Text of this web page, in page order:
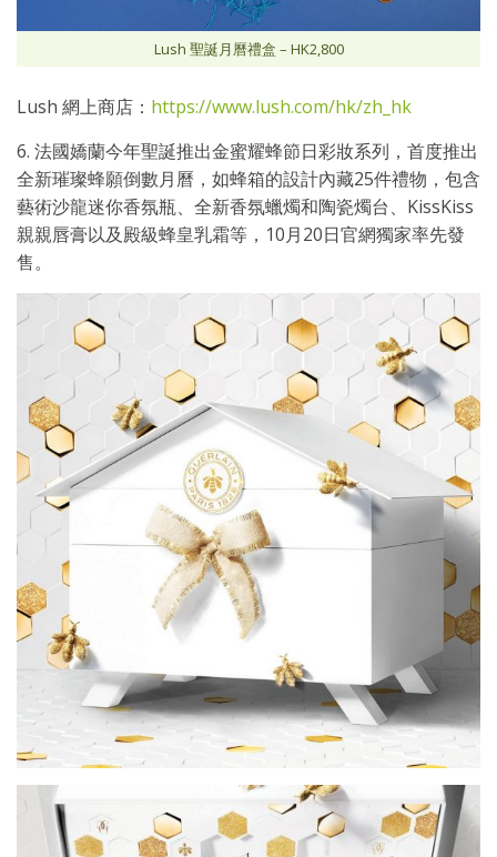
Lush 聖誕月曆禮盒 – HK2,800
Lush 網上商店： https://www.lush.com/hk/zh_hk
6. 法國嬌蘭今年聖誕推出金蜜耀蜂節日彩妝系列，首度推出
全新璀璨蜂願倒數月曆，如蜂箱的設計內藏25件禮物，包含
藝術沙龍迷你香氛瓶、全新香氛蠟燭和陶瓷燭台、KissKiss
親親唇膏以及殿級蜂皇乳霜等，10月20日官網獨家率先發
售。